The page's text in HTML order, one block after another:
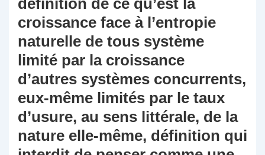
définition de ce qu’est la
croissance face à l’entropie
naturelle de tous système
limité par la croissance
d’autres systèmes concurrents,
eux-même limités par le taux
d’usure, au sens littérale, de la
nature elle-même, définition qui